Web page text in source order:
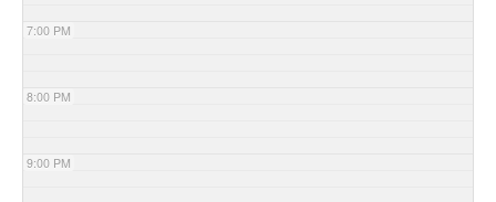
7:00 PM
8:00 PM
9:00 PM